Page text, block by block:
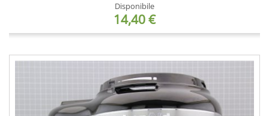
Disponibile
14,40 €